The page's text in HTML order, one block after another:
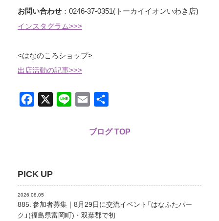
お問い合わせ ：0246-37-0351(トーカイイオンいわき店)
インスタグラム>>>
<はなのころショップ>
出店活動の記事>>>
Facebook
X Line Email
ブログ TOP
PICK UP
2026.08.05
885. 参加者募集｜8月29日に交流イベント「はなふたパー
ク」(福島県富岡町)・双葉郡で初